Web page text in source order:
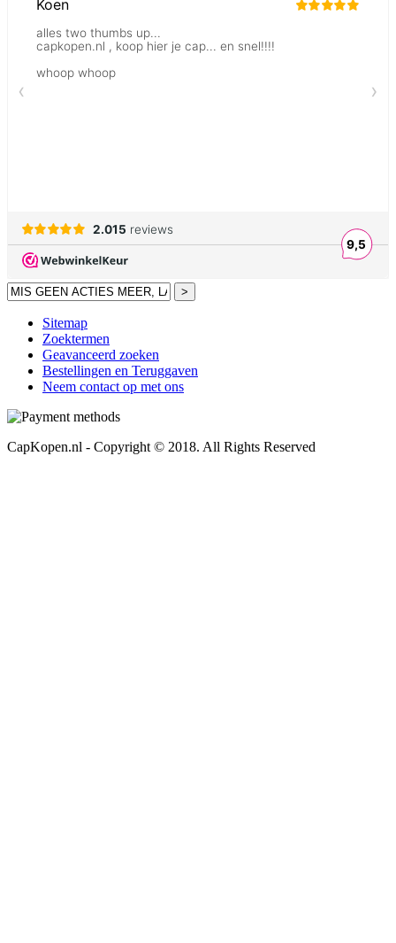
>
Sitemap
Zoektermen
Geavanceerd zoeken
Bestellingen en Teruggaven
Neem contact op met ons
CapKopen.nl - Copyright © 2018. All Rights Reserved